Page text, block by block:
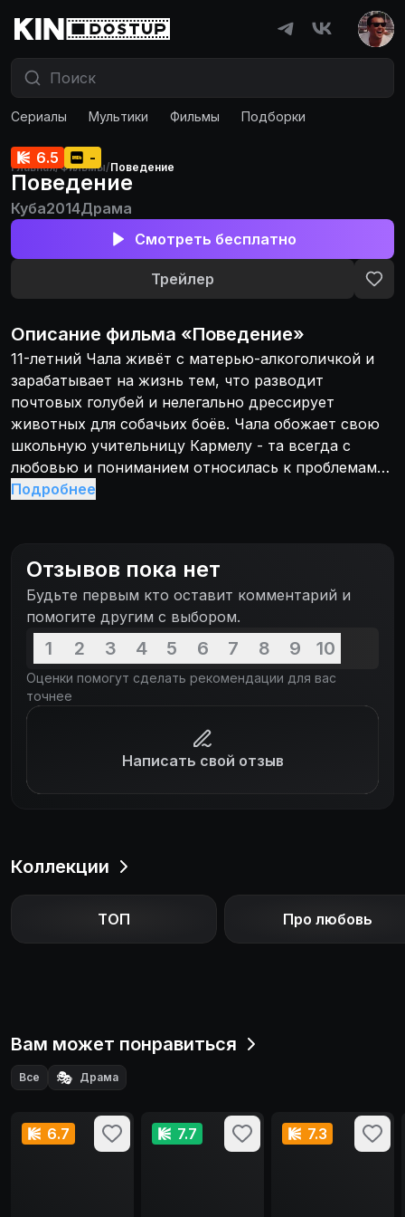
Сериалы Мультики Фильмы Подборки
Главная/Фильмы/Поведение
6.5 -
Поведение
Куба2014Драма
Смотреть бесплатно
Трейлер
Описание фильма «Поведение»
11-летний Чала живёт с матерью-алкоголичкой и
зарабатывает на жизнь тем, что разводит
почтовых голубей и нелегально дрессирует
животных для собачьих боёв. Чала обожает свою
школьную учительницу Кармелу - та всегда с
любовью и пониманием относилась к проблемам
мальчика. Когда она заболевает, пришедшая ей на
использован как аргумент для того, чтобы
заставить её уйти на пенсию.
Подробнее
Отзывов пока нет
Будьте первым кто оставит комментарий и
помогите другим с выбором.
1 2 3 4 5 6 7 8 9 10
Оценки помогут сделать рекомендации для вас
точнее
Написать свой отзыв
Коллекции
ТОП Про любовь
Вам может понравиться
Все 🎭 Драма
6.7 7.7 7.3